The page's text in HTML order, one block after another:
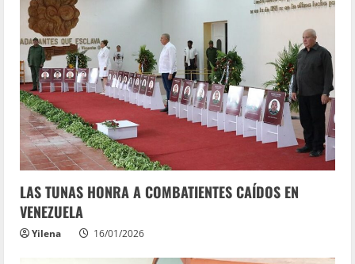
LAS TUNAS HONRA A COMBATIENTES CAÍDOS EN
VENEZUELA
Yilena 16/01/2026